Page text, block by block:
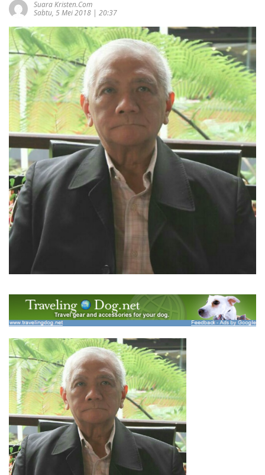
Suara Kristen.com
Sabtu, 5 Mei 2018 | 20:37